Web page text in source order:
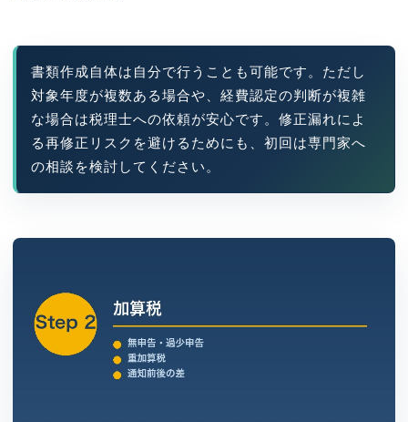
書類作成自体は自分で行うことも可能です。ただし
対象年度が複数ある場合や、経費認定の判断が複雑
な場合は税理士への依頼が安心です。修正漏れによ
る再修正リスクを避けるためにも、初回は専門家へ
の相談を検討してください。